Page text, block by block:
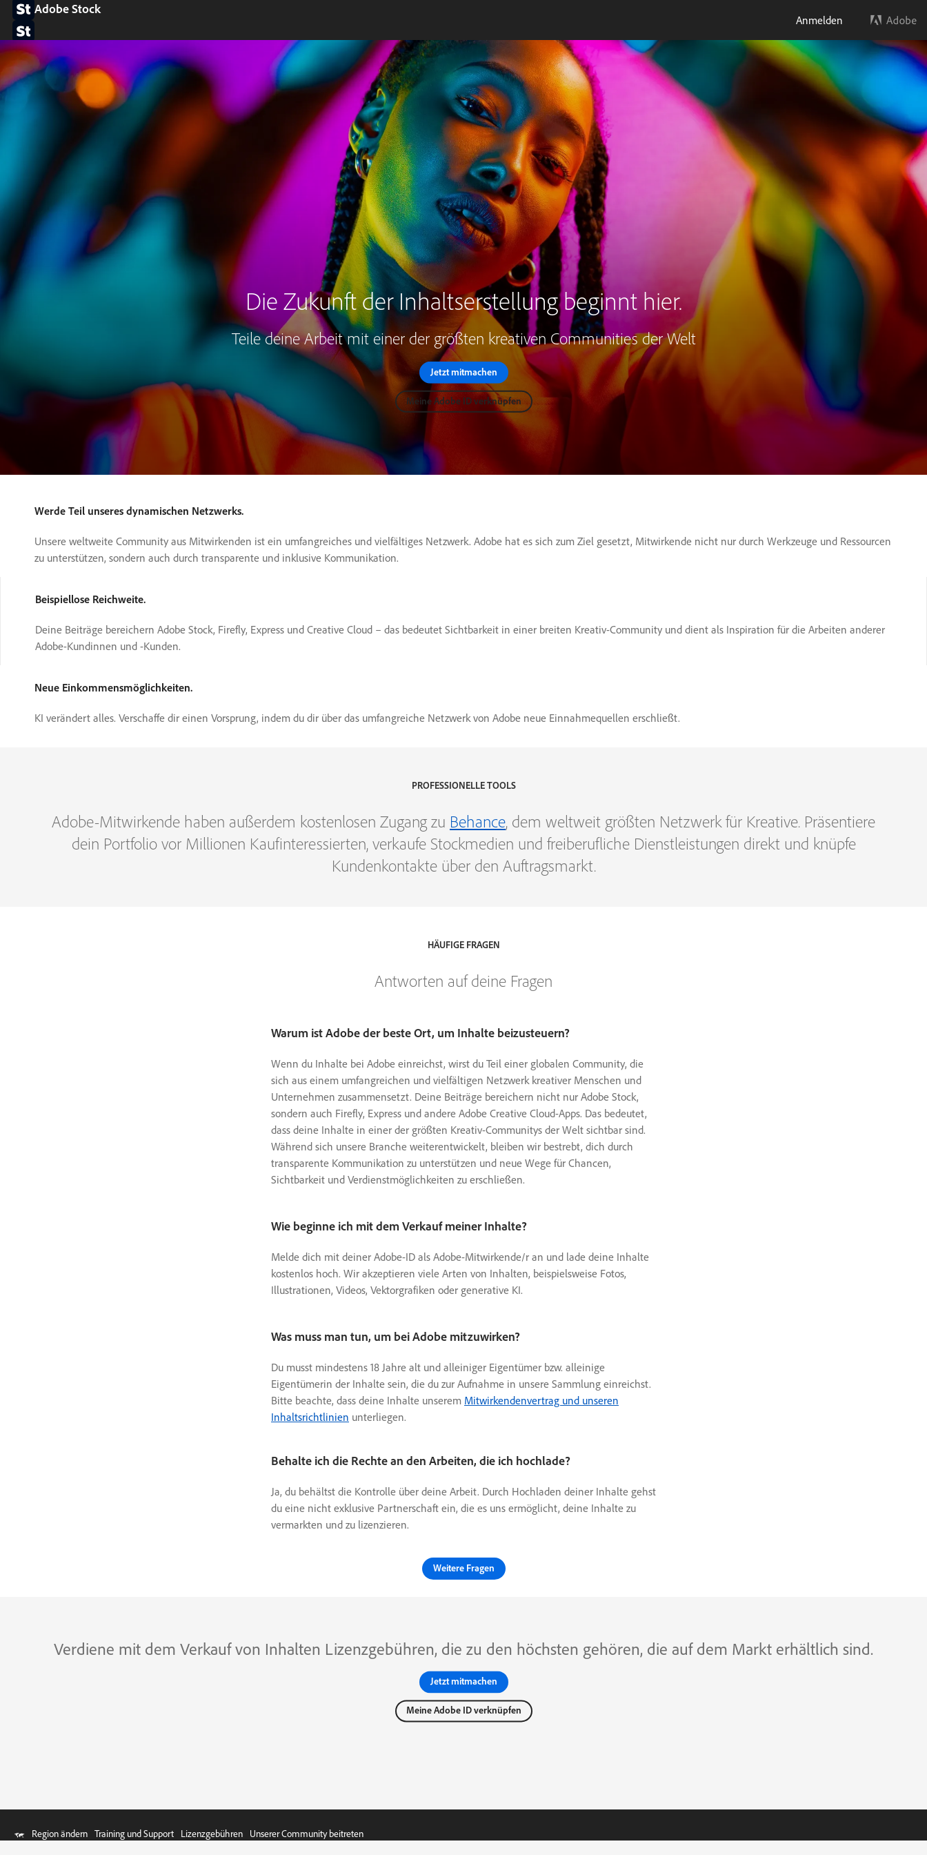
Adobe Stock
Anmelden
Die Zukunft der Inhaltserstellung beginnt hier.
Teile deine Arbeit mit einer der größten kreativen Communities der Welt
Jetzt mitmachen
Meine Adobe ID verknüpfen
Werde Teil unseres dynamischen Netzwerks.
Unsere weltweite Community aus Mitwirkenden ist ein umfangreiches und vielfältiges Netzwerk. Adobe hat es sich zum Ziel gesetzt, Mitwirkende nicht nur durch Werkzeuge und Ressourcen
zu unterstützen, sondern auch durch transparente und inklusive Kommunikation.
Beispiellose Reichweite.
Deine Beiträge bereichern Adobe Stock, Firefly, Express und Creative Cloud – das bedeutet Sichtbarkeit in einer breiten Kreativ-Community und dient als Inspiration für die Arbeiten anderer
Adobe-Kundinnen und ‑Kunden.
Neue Einkommensmöglichkeiten.
KI verändert alles. Verschaffe dir einen Vorsprung, indem du dir über das umfangreiche Netzwerk von Adobe neue Einnahmequellen erschließt.
PROFESSIONELLE TOOLS
Adobe-Mitwirkende haben außerdem kostenlosen Zugang zu Behance, dem weltweit größten Netzwerk für Kreative. Präsentiere
dein Portfolio vor Millionen Kaufinteressierten, verkaufe Stockmedien und freiberufliche Dienstleistungen direkt und knüpfe
Kundenkontakte über den Auftragsmarkt.
HÄUFIGE FRAGEN
Antworten auf deine Fragen
Warum ist Adobe der beste Ort, um Inhalte beizusteuern?
Wenn du Inhalte bei Adobe einreichst, wirst du Teil einer globalen Community, die
sich aus einem umfangreichen und vielfältigen Netzwerk kreativer Menschen und
Unternehmen zusammensetzt. Deine Beiträge bereichern nicht nur Adobe Stock,
sondern auch Firefly, Express und andere Adobe Creative Cloud-Apps. Das bedeutet,
dass deine Inhalte in einer der größten Kreativ-Communitys der Welt sichtbar sind.
Während sich unsere Branche weiterentwickelt, bleiben wir bestrebt, dich durch
transparente Kommunikation zu unterstützen und neue Wege für Chancen,
Sichtbarkeit und Verdienstmöglichkeiten zu erschließen.
Wie beginne ich mit dem Verkauf meiner Inhalte?
Melde dich mit deiner Adobe-ID als Adobe-Mitwirkende/r an und lade deine Inhalte
kostenlos hoch. Wir akzeptieren viele Arten von Inhalten, beispielsweise Fotos,
Illustrationen, Videos, Vektorgrafiken oder generative KI.
Was muss man tun, um bei Adobe mitzuwirken?
Du musst mindestens 18 Jahre alt und alleiniger Eigentümer bzw. alleinige
Eigentümerin der Inhalte sein, die du zur Aufnahme in unsere Sammlung einreichst.
Bitte beachte, dass deine Inhalte unserem Mitwirkendenvertrag und unseren
Inhaltsrichtlinien unterliegen.
Behalte ich die Rechte an den Arbeiten, die ich hochlade?
Ja, du behältst die Kontrolle über deine Arbeit. Durch Hochladen deiner Inhalte gehst
du eine nicht exklusive Partnerschaft ein, die es uns ermöglicht, deine Inhalte zu
vermarkten und zu lizenzieren.
Weitere Fragen
Verdiene mit dem Verkauf von Inhalten Lizenzgebühren, die zu den höchsten gehören, die auf dem Markt erhältlich sind.
Jetzt mitmachen
Meine Adobe ID verknüpfen
Region ändern Training und Support Lizenzgebühren
Unserer Community beitreten